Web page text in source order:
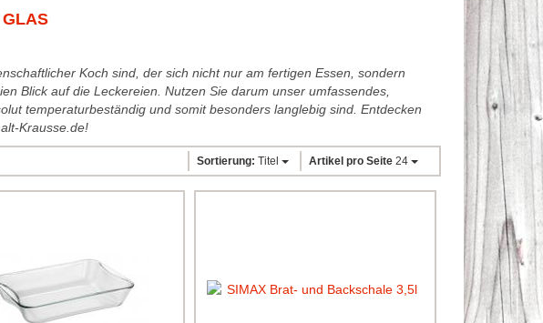
GLAS
Koch sind, der sich nicht nur am fertigen Essen, sondern
Blick auf die Leckereien. Nutzen Sie darum unser umfassendes,
temperaturbeständig und somit besonders langlebig sind. Entdecken
Krausse.de!
Sortierung: Titel Artikel pro Seite 24